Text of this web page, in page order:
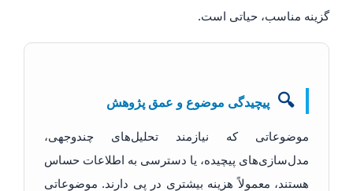
گزینه مناسب، حیاتی است.
🔍 پیچیدگی موضوع و عمق پژوهش
موضوعاتی که نیازمند تحلیل‌های چندوجهی،
مدل‌سازی‌های پیچیده، یا دسترسی به اطلاعات حساس
هستند، معمولاً هزینه بیشتری در پی دارند. موضوعاتی